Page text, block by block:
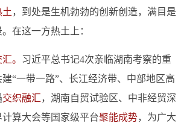
土，到处是生机勃勃的创新创造，满目是
在这一方热土上：
。 习近平总书记4次亲临湖南考察的重
建“一带一路”、长江经济带、中部地区高
交织融汇，湖南自贸试验区、中非经贸深
算大会等国家级平台聚能成势，为广大